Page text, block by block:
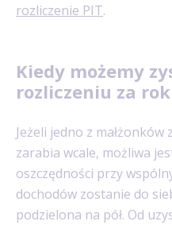
rozliczenie PIT.
Kiedy możemy
rozliczeniu za
Jeżeli jedno z
zarabia wcale, możliwa
oszczędności przy
dochodów zostanie do
podzielona na pół. Od